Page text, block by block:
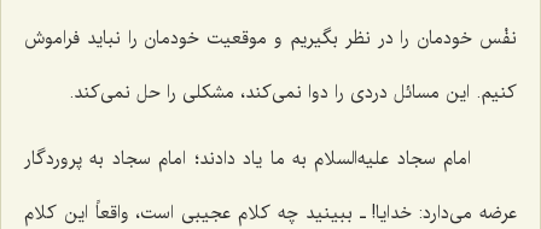
نفْس خودمان را در نظر بگیریم و موقعیت خودمان را نباید فراموش
كنیم. این مسائل دردی را دوا نمی‌كند، مشكلی را حل نمی‌كند.
امام سجاد علیه‌السلام به ما یاد دادند؛ امام سجاد به پروردگار
عرضه می‌دارد: خدایا! ـ ببینید چه كلام عجیبی است، واقعاً این كلام